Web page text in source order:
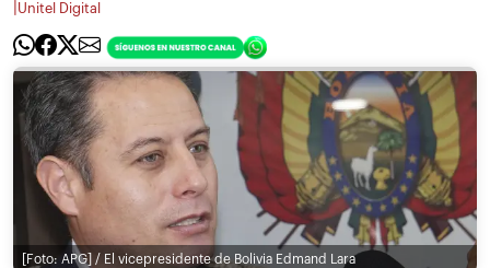
Unitel Digital
[Foto: APG] / El vicepresidente de Bolivia Edmand Lara